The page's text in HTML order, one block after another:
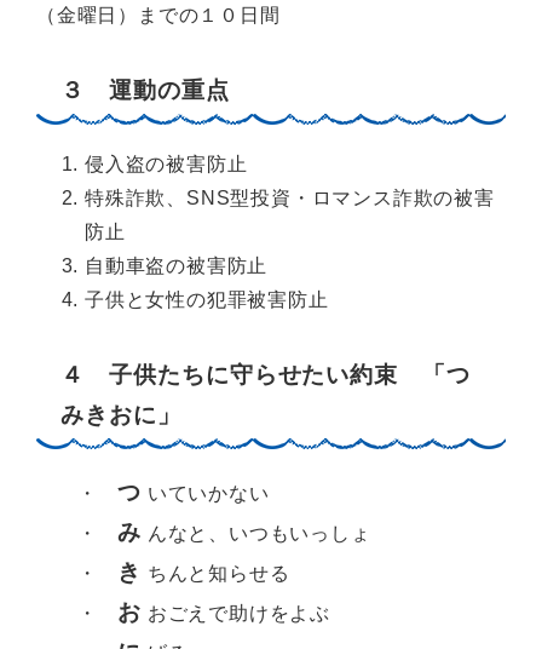
（金曜日）までの１０日間
３ 運動の重点
侵入盗の被害防止
特殊詐欺、SNS型投資・ロマンス詐欺の被害
防止
自動車盗の被害防止
子供と女性の犯罪被害防止
４ 子供たちに守らせたい約束 「つ
みきおに」
・つ いていかない
・み んなと、いつもいっしょ
・
き ちんと知らせる
・ お おごえで助けをよぶ